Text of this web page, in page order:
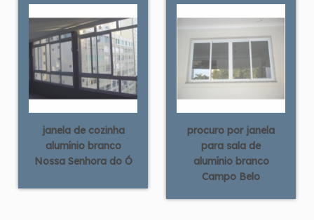
janela de cozinha
alumínio branco
Nossa Senhora do Ó
procuro por janela
para sala de
alumínio branco
Campo Belo